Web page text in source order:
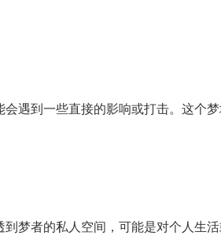
遇到一些直接的影响或打击。这个
梦者的私人空间，可能是对个人生